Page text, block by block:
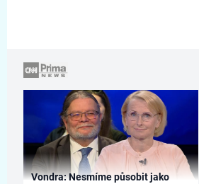
Vondra: Nesmíme působit jako